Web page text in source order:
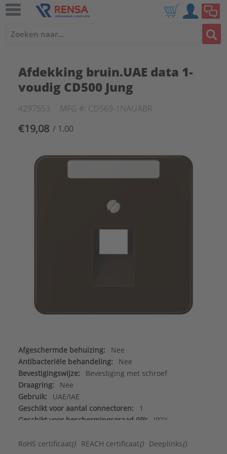
Afdekking bruin.UAE data 1-
voudig CD500 Jung
4297553 MFG #: CD569-1NAUABR
€19,08 / 1.00
Afgeschermde behuizing:
Nee
Antibacteriële behandeling:
Nee
Bevestigingswijze:
Bevestiging met schroef
Draagring:
Nee
Gebruik:
UAE/IAE
Geschikt voor aantal connectoren:
1
Geschikt voor beschermingsgraad (IP):
IP2X
Incl. connectoren:
Nee
RoHS certificaat() REACH certificaat() Deeplinks()